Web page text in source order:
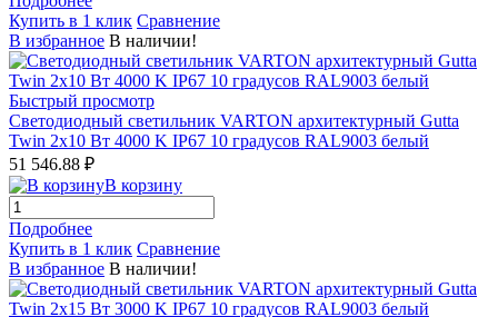
Купить в 1 клик Сравнение
В избранное В наличии!
Быстрый просмотр
Светодиодный светильник VARTON архитектурный Gutta
Twin 2x10 Вт 4000 K IP67 10 градусов RAL9003 белый
51 546.88 ₽
В корзину
Подробнее
Купить в 1 клик Сравнение
В избранное В наличии!